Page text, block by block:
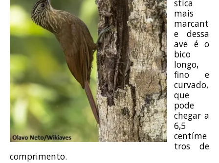
stica
mais
marcant
e dessa
ave é o
bico
longo,
fino e
curvado,
que
pode
chegar a
6,5
centíme
tros de
comprimento.